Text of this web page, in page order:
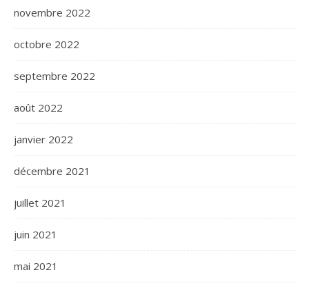
novembre 2022
octobre 2022
septembre 2022
août 2022
janvier 2022
décembre 2021
juillet 2021
juin 2021
mai 2021